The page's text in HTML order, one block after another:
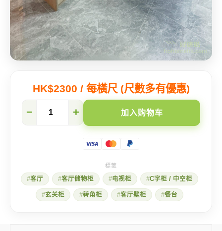
HK$2300 / 每橫尺 (尺數多有優惠)
邨】
缩
枱
− + 加入购物车
客厅 客厅储物柜 电视柜 C字柜 / 中空柜
玄关柜 转角柜 客厅壁柜 餐台